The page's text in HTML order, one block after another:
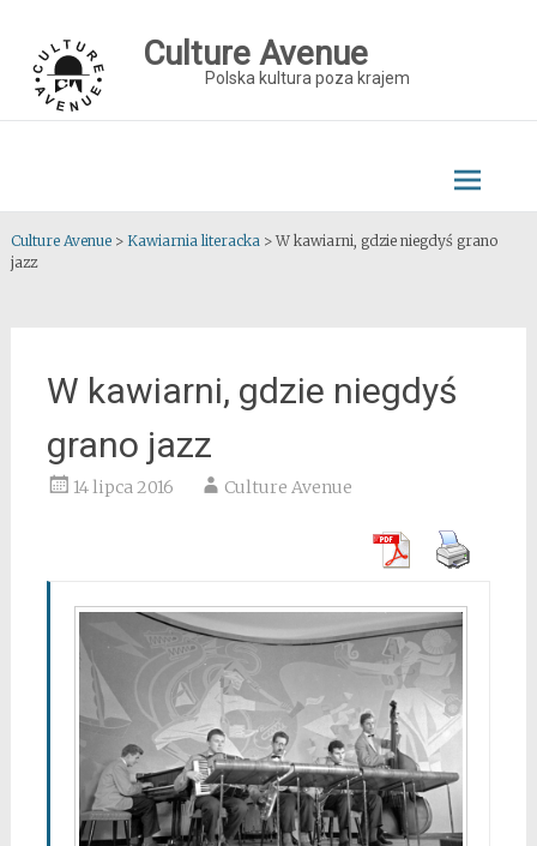
content
Culture Avenue
Polska kultura poza krajem
Culture Avenue> Kawiarnia literacka> W kawiarni, gdzie niegdyś grano
jazz
W kawiarni, gdzie niegdyś
grano jazz
14 lipca 2016 Culture Avenue